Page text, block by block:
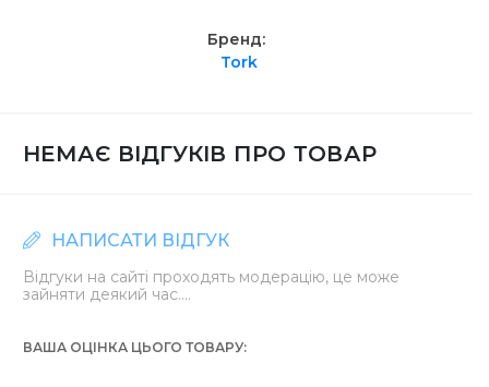
Бренд
Tork
НЕМАЄ ВІДГУКІВ ПРО ТОВАР
НАПИСАТИ ВІДГУК
Відгуки на сайті проходять модерацію, це може
зайняти деякий час....
ВАША ОЦІНКА ЦЬОГО ТОВАРУ